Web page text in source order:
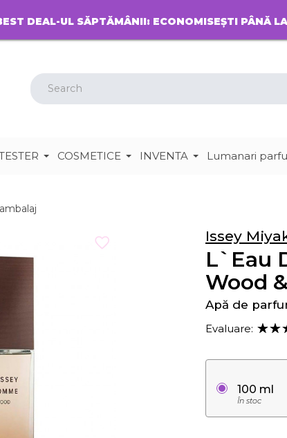
DEAL-UL SĂPTĂMÂNII: ECONOMISEȘTI PÂNĂ
COSMETICE INVENTA Lumanari
Issey
L`Eau
Wood
Apă de
Evaluare:
100 ml
În stoc